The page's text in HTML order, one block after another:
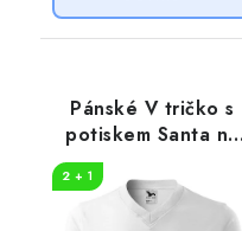
Pánské V tričko s
potiskem Santa na
2 + 1